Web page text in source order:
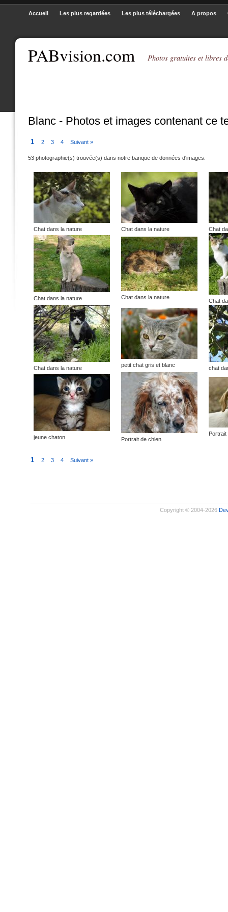
PABvision.com Photos gratuites et libres
Accueil Les plus regardées Les plus téléchargées A propos
Blanc - Photos et images contenant ce
1 2 3 4 Suivant »
53 photographie(s) trouvée(s) dans notre banque de données d'images.
Chat dans la nature Chat dans la nature Chat
Chat dans la nature Chat dans la nature
Chat
Chat dans la nature petit chat gris et blanc chat
jeune chaton Portrait de chien
Portrait
1 2 3 4 Suivant »
Copyright © 2004-2026